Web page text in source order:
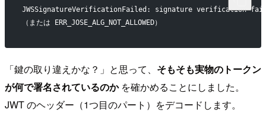
JWSSignatureVerificationFailed: signature verification
（または ERR_JOSE_ALG_NOT_ALLOWED）
「鍵の取り違えかな？」と思って、 そもそも実物のトークン
が何で署名されているのかを確かめることにしました。
JWT のヘッダー（1つ目のパート）をデコードします。